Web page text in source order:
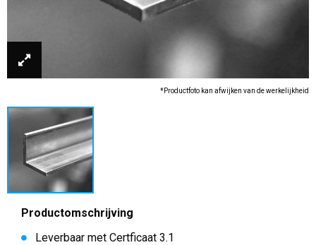
*Productfoto kan afwijken van de werkelijkheid
Productomschrijving
Leverbaar met Certficaat 3.1